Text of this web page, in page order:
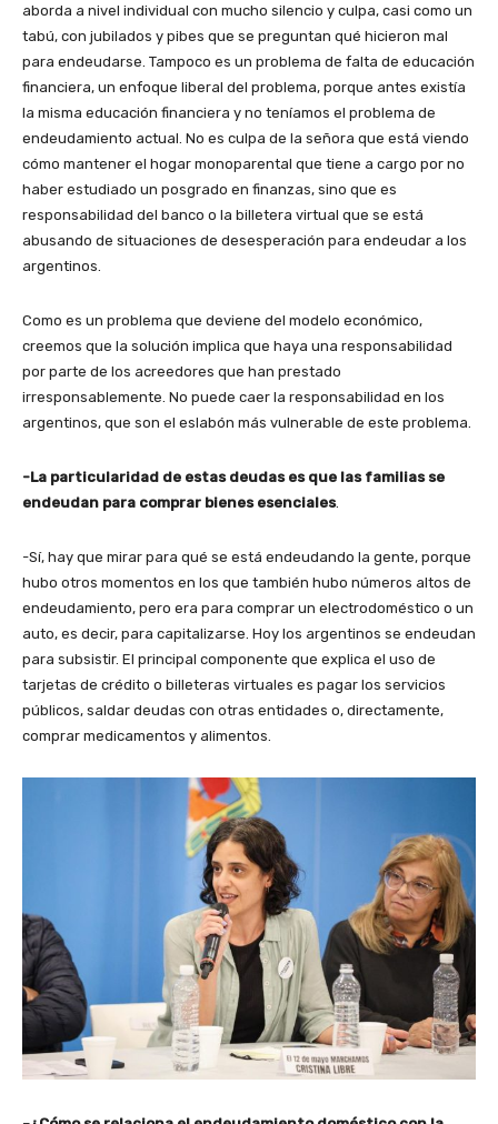
aborda a nivel individual con mucho silencio y culpa, casi como un
tabú, con jubilados y pibes que se preguntan qué hicieron mal
para endeudarse. Tampoco es un problema de falta de educación
financiera, un enfoque liberal del problema, porque antes existía
la misma educación financiera y no teníamos el problema de
endeudamiento actual. No es culpa de la señora que está viendo
cómo mantener el hogar monoparental que tiene a cargo por no
haber estudiado un posgrado en finanzas, sino que es
responsabilidad del banco o la billetera virtual que se está
abusando de situaciones de desesperación para endeudar a los
argentinos.
Como es un problema que deviene del modelo económico,
creemos que la solución implica que haya una responsabilidad
por parte de los acreedores que han prestado
irresponsablemente. No puede caer la responsabilidad en los
argentinos, que son el eslabón más vulnerable de este problema.
-La particularidad de estas deudas es que las familias se
endeudan para comprar bienes esenciales.
-Sí, hay que mirar para qué se está endeudando la gente, porque
hubo otros momentos en los que también hubo números altos de
endeudamiento, pero era para comprar un electrodoméstico o un
auto, es decir, para capitalizarse. Hoy los argentinos se endeudan
para subsistir. El principal componente que explica el uso de
tarjetas de crédito o billeteras virtuales es pagar los servicios
públicos, saldar deudas con otras entidades o, directamente,
comprar medicamentos y alimentos.